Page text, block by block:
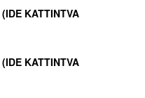
(IDE KATTINTVA
(IDE KATTINTVA